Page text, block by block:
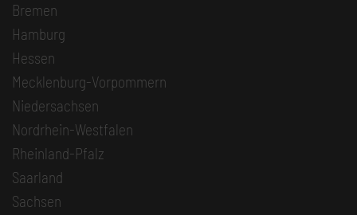
Bremen
Hamburg
Hessen
Mecklenburg-Vorpommern
Niedersachsen
Nordrhein-Westfalen
Rheinland-Pfalz
Saarland
Sachsen